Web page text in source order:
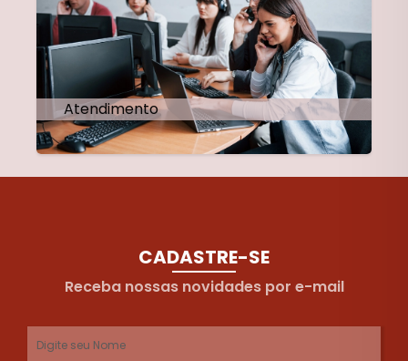
Atendimento
CADASTRE-SE
Receba nossas novidades por e-mail